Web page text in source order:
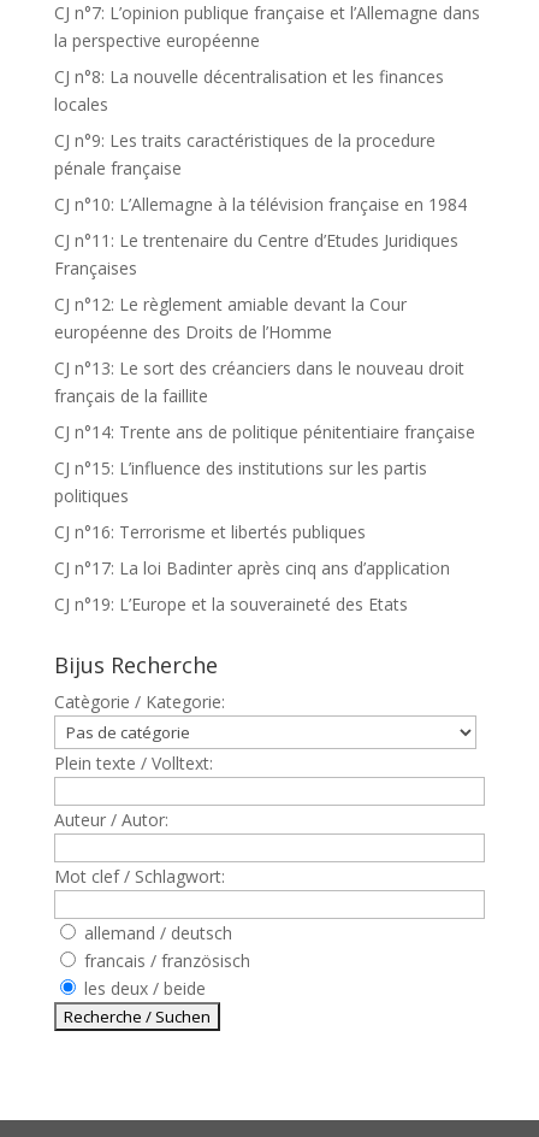
CJ n°7: L’opinion publique française et l’Allemagne dans
la perspective européenne
CJ n°8: La nouvelle décentralisation et les finances
locales
CJ n°9: Les traits caractéristiques de la procedure
pénale française
CJ n°10: L’Allemagne à la télévision française en 1984
CJ n°11: Le trentenaire du Centre d’Etudes Juridiques
Françaises
CJ n°12: Le règlement amiable devant la Cour
européenne des Droits de l’Homme
CJ n°13: Le sort des créanciers dans le nouveau droit
français de la faillite
CJ n°14: Trente ans de politique pénitentiaire française
CJ n°15: L’influence des institutions sur les partis
politiques
CJ n°16: Terrorisme et libertés publiques
CJ n°17: La loi Badinter après cinq ans d’application
CJ n°19: L’Europe et la souveraineté des Etats
Bijus Recherche
Catègorie / Kategorie:
Plein texte / Volltext:
Auteur / Autor:
Mot clef / Schlagwort:
allemand / deutsch
francais / französisch
les deux / beide